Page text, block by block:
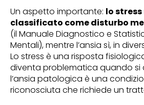
Un aspetto importante: lo stress
classificato come disturbo
(il Manuale Diagnostico e
Mentali), mentre l’ansia sì, in
Lo stress è una risposta
diventa problematica quando si
l’ansia patologica è una
riconosciuta che richiede un